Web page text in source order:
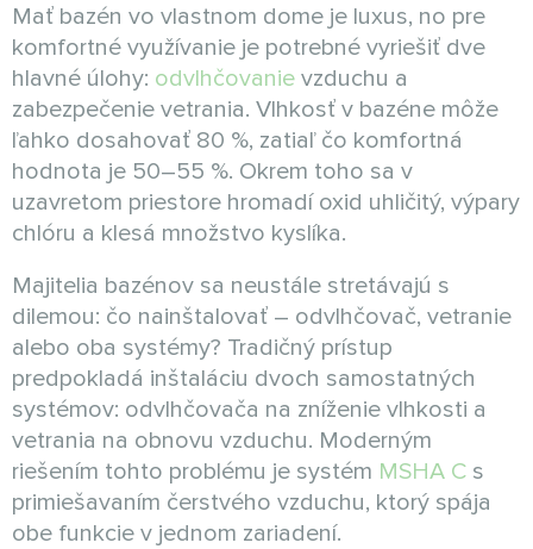
Mať bazén vo vlastnom dome je luxus, no pre
komfortné využívanie je potrebné vyriešiť dve
hlavné úlohy: odvlhčovanie vzduchu a
zabezpečenie vetrania. Vlhkosť v bazéne môže
ľahko dosahovať 80 %, zatiaľ čo komfortná
hodnota je 50–55 %. Okrem toho sa v
uzavretom priestore hromadí oxid uhličitý, výpary
chlóru a klesá množstvo kyslíka.
Majitelia bazénov sa neustále stretávajú s
dilemou: čo nainštalovať – odvlhčovač, vetranie
alebo oba systémy? Tradičný prístup
predpokladá inštaláciu dvoch samostatných
systémov: odvlhčovača na zníženie vlhkosti a
vetrania na obnovu vzduchu. Moderným
riešením tohto problému je systém MSHA C s
primiešavaním čerstvého vzduchu, ktorý spája
obe funkcie v jednom zariadení.